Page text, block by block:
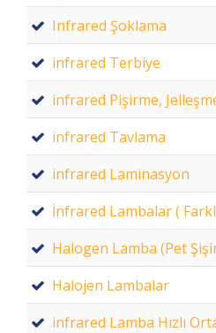
Infrared Şoklama
infrared Terbiye
infrared Pişirme,
infrared Tavlama
infrared Laminasyon
İnfrared Lambalar (
Halogen Lamba (Pet
Halojen Lambalar
infrared Lamba Hızlı